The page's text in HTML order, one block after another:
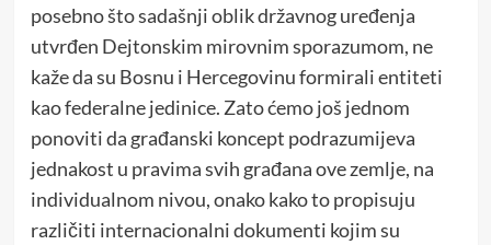
posebno što sadašnji oblik državnog uređenja
utvrđen Dejtonskim mirovnim sporazumom, ne
kaže da su Bosnu i Hercegovinu formirali entiteti
kao federalne jedinice. Zato ćemo još jednom
ponoviti da građanski koncept podrazumijeva
jednakost u pravima svih građana ove zemlje, na
individualnom nivou, onako kako to propisuju
različiti internacionalni dokumenti kojim su